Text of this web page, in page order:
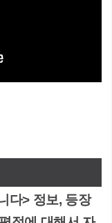
다> 정보, 등장